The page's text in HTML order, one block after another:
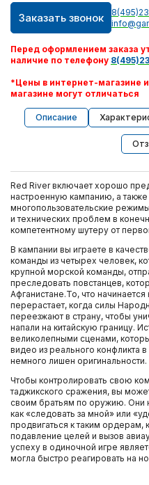
Заказать звонок
Перед оформлением заказа
наличие по телефону
*Цены в интернет-магазине
магазине могут отличаться
Описание
Red River включает хорошо
настроенную кампанию, а
многопользовательские
и технических проблем в
компетентному шутеру от
В кампании вы играете в
команды из четырех человек,
крупной морской команды,
преследовать повстанцев,
Афганистане.То, что
перерастает, когда силы
переезжают в страну, чтобы
напали на китайскую границу.
великолепными сценами,
видео из реального конфликта
немного лишен оригинальности.
Чтобы контролировать свою
таджикского сражения, вы
своим братьям по оружию. Они
как «следовать за мной» или
продвигаться к таким ордерам,
подавление целей и вызов
успеху в одиночной игре
могла быстро реагировать на